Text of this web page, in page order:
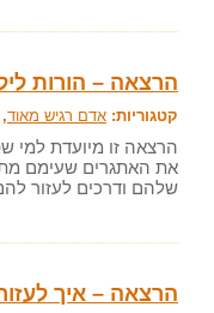
הרצאה – הורות
קטגוריות: אדם רגיש מאוד,
הרצאה זו מיועדת למי
את האתגרים שעימם
שלהם ודרכים לעזור
הרצאה – איך